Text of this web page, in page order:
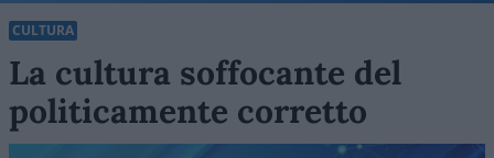
CULTURA
La cultura soffocante del
politicamente corretto